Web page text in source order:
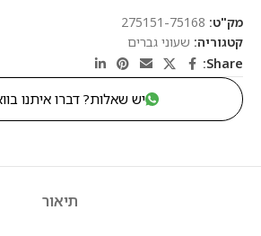
מק"ט: 275151-75168
קטגוריה: שעוני גברים
Share:
יש שאלות? דברו איתנו
תיאור